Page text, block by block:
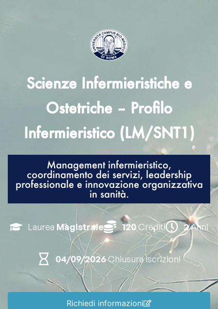
Scienze Infermieristiche e
Ostetriche – Profilo
Infermieristico (LM/SNT1)
Management infermieristico,
coordinamento dei servizi, leadership
professionale e innovazione organizzativa
in sanità.
Laurea Magistrale 120Crediti 2Anni
04/09/2026Chiusura iscrizioni
Richiedi informazioni